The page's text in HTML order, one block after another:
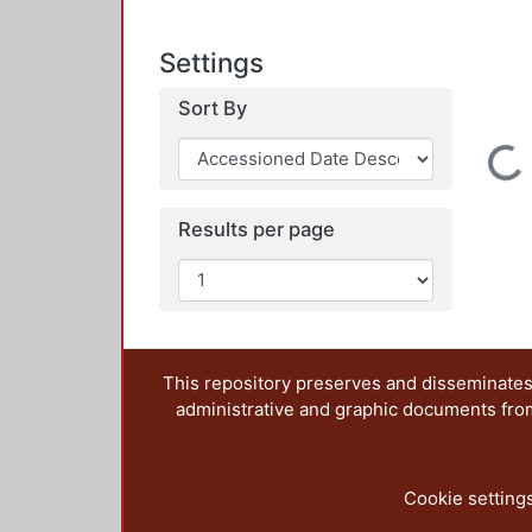
Settings
Sort By
Results per page Loading...
This repository preserves and
administrative and graphic documents
Cookie